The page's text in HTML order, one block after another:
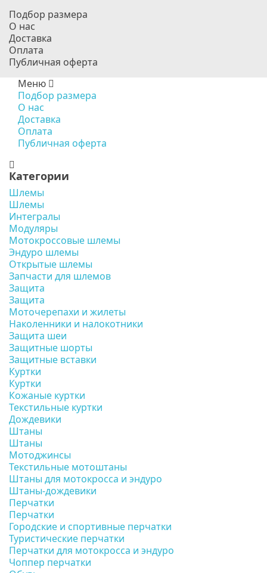
Подбор размера
О нас
Доставка
Оплата
Публичная оферта
Меню
Подбор размера
О нас
Доставка
Оплата
Публичная оферта
Категории
Шлемы
Шлемы
Интегралы
Модуляры
Мотокроссовые шлемы
Эндуро шлемы
Открытые шлемы
Запчасти для шлемов
Защита
Защита
Моточерепахи и жилеты
Наколенники и налокотники
Защита шеи
Защитные шорты
Защитные вставки
Куртки
Куртки
Кожаные куртки
Текстильные куртки
Дождевики
Штаны
Штаны
Мотоджинсы
Текстильные мотоштаны
Штаны для мотокросса и эндуро
Штаны-дождевики
Перчатки
Перчатки
Городские и спортивные перчатки
Туристические перчатки
Перчатки для мотокросса и эндуро
Чоппер перчатки